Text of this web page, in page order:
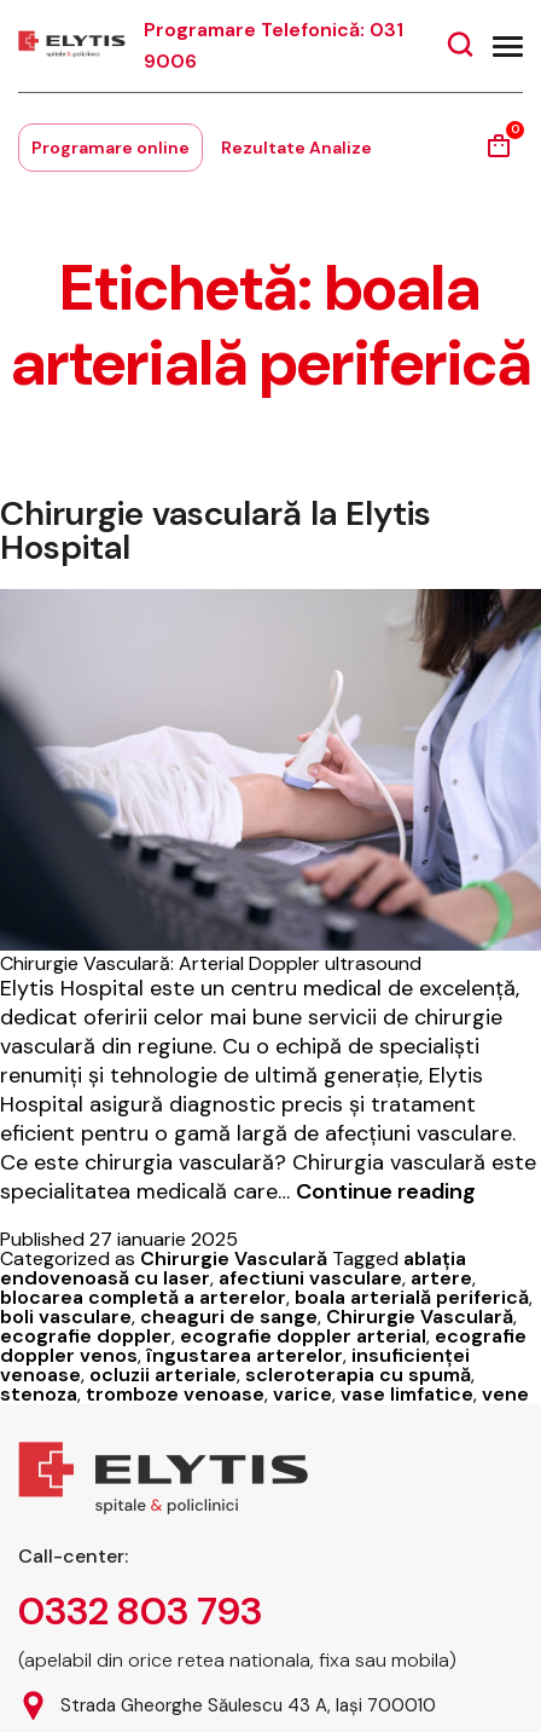
Programare Telefonică: 031
9006
Programare online Rezultate Analize
0
Etichetă: boala
arterială periferică
Chirurgie vasculară la Elytis
Hospital
Chirurgie Vasculară: Arterial Doppler ultrasound
Elytis Hospital este un centru medical de excelență,
dedicat oferirii celor mai bune servicii de chirurgie
vasculară din regiune. Cu o echipă de specialiști
renumiți și tehnologie de ultimă generație, Elytis
Hospital asigură diagnostic precis și tratament
eficient pentru o gamă largă de afecțiuni vasculare.
Ce este chirurgia vasculară? Chirurgia vasculară este
specialitatea medicală care… Continue reading
Elytis
Published27 ianuarie 2025
Categorized as Chirurgie Vasculară Tagged ablația
endovenoasă cu laser, afectiuni vasculare, artere,
blocarea completă a arterelor, boala arterială periferică,
boli vasculare, cheaguri de sange, Chirurgie Vasculară,
ecografie doppler, ecografie doppler arterial, ecografie
doppler venos,îngustarea arterelor, insuficienței
venoase, ocluzii arteriale,scleroterapia cu spumă,
stenoza, tromboze venoase,varice,vase limfatice,vene
Call-center:
0332 803 793
(apelabil din orice retea nationala, fixa sau mobila)
Strada Gheorghe Săulescu 43 A, Iași 700010